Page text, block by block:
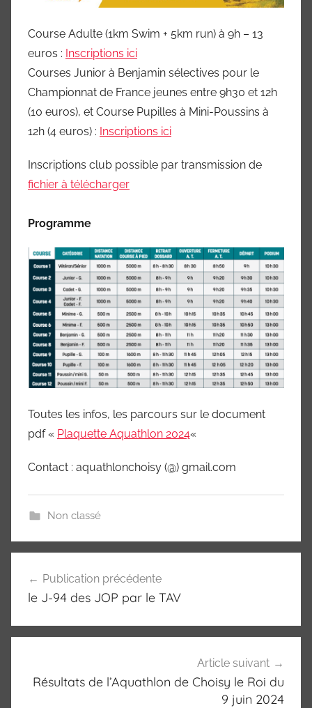
Course Adulte (1km Swim + 5km run) à 9h – 13
euros : Inscriptions ici
Courses Junior à Benjamin sélectives pour le
Championnat de France jeunes entre 9h30 et 12h
(10 euros), et Course Pupilles à Mini-Poussins à
12h (4 euros) : Inscriptions ici
Inscriptions club possible par transmission de
fichier à télécharger
Programme
Toutes les infos, les parcours sur le document
pdf « Plaquette Aquathlon 2024«
Contact : aquathlonchoisy (@) gmail.com
Non classé
de
Publication précédente
le J-94 des JOP par le TAV
Article suivant
Résultats de l’Aquathlon de Choisy le Roi du
9 juin 2024